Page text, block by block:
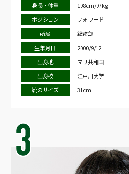
身長・体重
198cm/97kg
ポジション
フォワード
所属
総務部
生年月日
2000/9/12
出身地
マリ共和国
出身校
江戸川大学
靴のサイズ
31cm